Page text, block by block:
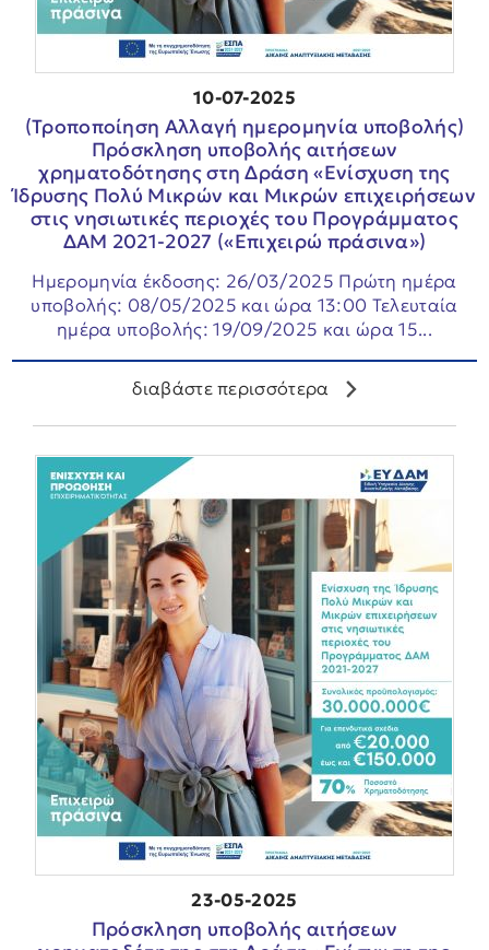
10-07-2025
(Τροποποίηση Αλλαγή ημερομηνία υποβολής)
Πρόσκληση υποβολής αιτήσεων
χρηματοδότησης στη Δράση «Ενίσχυση της
Ίδρυσης Πολύ Μικρών και Μικρών επιχειρήσεων
στις νησιωτικές περιοχές του Προγράμματος
ΔΑΜ 2021-2027 («Επιχειρώ πράσινα»)
Ημερομηνία έκδοσης: 26/03/2025 Πρώτη ημέρα
υποβολής: 08/05/2025 και ώρα 13:00 Τελευταία
ημέρα υποβολής: 19/09/2025 και ώρα 15...
διαβάστε περισσότερα
23-05-2025
Πρόσκληση υποβολής αιτήσεων